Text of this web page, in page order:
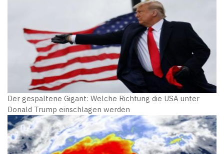
Der gespaltene Gigant: Welche Richtung die USA unter
Donald Trump einschlagen werden